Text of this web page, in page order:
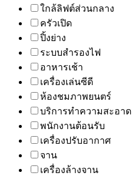
ใกล้ลิฟต์ส่วนกลาง
ครัวเปิด
ปิ้งย่าง
ระบบสำรองไฟ
อาหารเช้า
เครื่องเล่นซีดี
ห้องชมภาพยนตร์
บริการทำความสะอาด
พนักงานต้อนรับ
เครื่องปรับอากาศ
จาน
เครื่องล้างจาน